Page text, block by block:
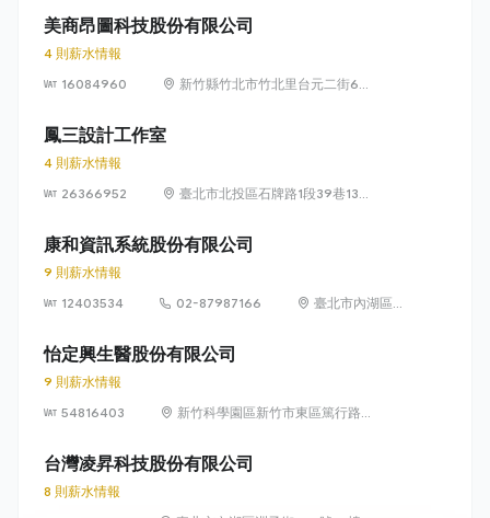
美商昂圖科技股份有限公司
4 則薪水情報
16084960
新竹縣竹北市竹北里台元二街6號
鳳三設計工作室
4 則薪水情報
26366952
臺北市北投區石牌路1段39巷134
康和資訊系統股份有限公司
9 則薪水情報
12403534
02-87987166
臺北市內湖區瑞
怡定興生醫股份有限公司
9 則薪水情報
54816403
新竹科學園區新竹市東區篤行路6
台灣凌昇科技股份有限公司
8 則薪水情報